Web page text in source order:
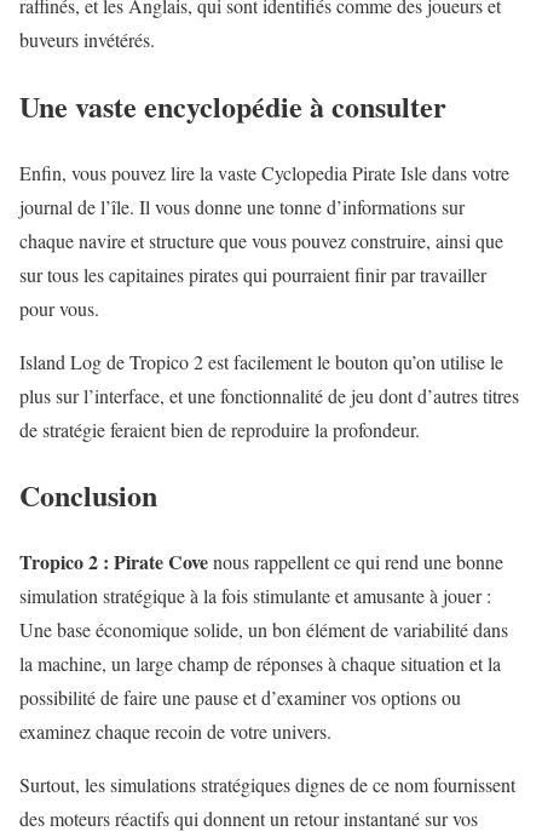
raffinés, et les Anglais, qui sont identifiés comme des joueurs et
buveurs invétérés.
Une vaste encyclopédie à consulter
Enfin, vous pouvez lire la vaste Cyclopedia Pirate Isle dans votre
journal de l’île. Il vous donne une tonne d’informations sur
chaque navire et structure que vous pouvez construire, ainsi que
sur tous les capitaines pirates qui pourraient finir par travailler
pour vous.
Island Log de Tropico 2 est facilement le bouton qu’on utilise le
plus sur l’interface, et une fonctionnalité de jeu dont d’autres titres
de stratégie feraient bien de reproduire la profondeur.
Conclusion
Tropico 2 : Pirate Covenous rappellent ce qui rend une bonne
simulation stratégique à la fois stimulante et amusante à jouer :
Une base économique solide, un bon élément de variabilité dans
la machine, un large champ de réponses à chaque situation et la
possibilité de faire une pause et d’examiner vos options ou
examinez chaque recoin de votre univers.
Surtout, les simulations stratégiques dignes de ce nom fournissent
des moteurs réactifs qui donnent un retour instantané sur vos